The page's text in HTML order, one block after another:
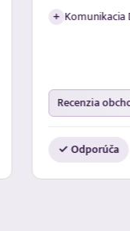
+ Komunikacia
Recenzia
✓ Odporúča